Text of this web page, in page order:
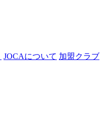
JOCAについて 加盟クラブ